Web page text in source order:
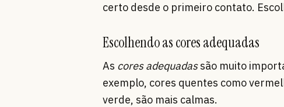
certo desde o primeiro contato.
Escolhendo as cores adequadas
As cores adequadassão muito
exemplo, cores quentes como
verde, são mais calmas.